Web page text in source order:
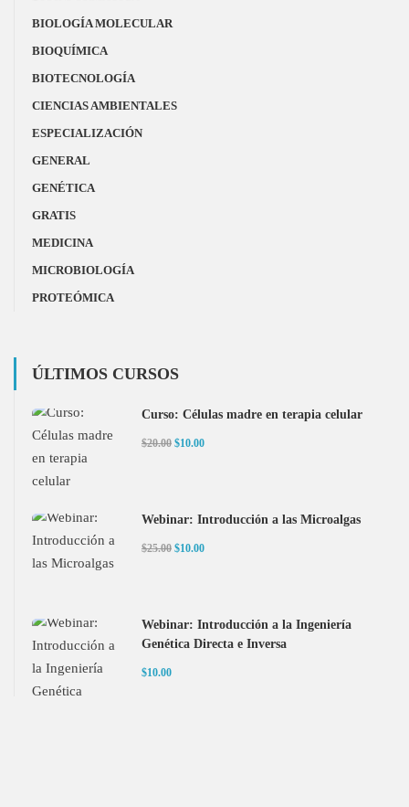
BIOLOGÍA MOLECULAR
BIOQUÍMICA
BIOTECNOLOGÍA
CIENCIAS AMBIENTALES
ESPECIALIZACIÓN
GENERAL
GENÉTICA
GRATIS
MEDICINA
MICROBIOLOGÍA
PROTEÓMICA
ÚLTIMOS CURSOS
Curso: Células madre en terapia celular
$20.00 $10.00
Webinar: Introducción a las Microalgas
$25.00 $10.00
Webinar: Introducción a la Ingeniería
Genética Directa e Inversa
$10.00